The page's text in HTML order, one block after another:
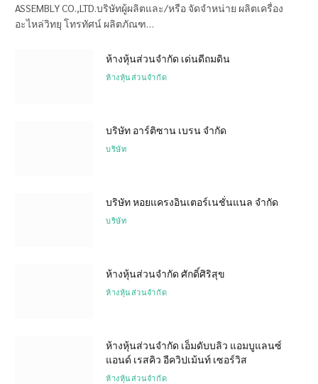
ASSEMBLY CO.,LTD.บริษัทผู้ผลิตและ/หรือ จัดจำหน่าย ผลิตเครื่อง
อะไหล่วิทยุ โทรทัศน์ ผลิตภัณฑ…
ห้างหุ้นส่วนจำกัด เด่นดีถมดิน
ห้างหุ้นส่วนจำกัด
บริษัท อาร์ติซาน เบรน จำกัด
บริษัท
บริษัท หอยแครงอินเตอร์เนชั่นแนล จำกัด
บริษัท
ห้างหุ้นส่วนจำกัด ศักดิ์ศิริสุข
ห้างหุ้นส่วนจำกัด
ห้างหุ้นส่วนจำกัด เอ็มดับบลิว แอมบูแลนซ์
แอนด์ เรสคิว อีควิปเม้นท์ เซอร์วิส
ห้างหุ้นส่วนจำกัด